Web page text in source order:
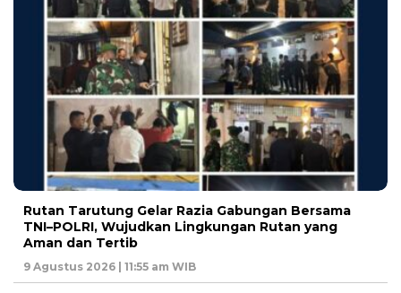
Rutan Tarutung Gelar Razia Gabungan Bersama
TNI–POLRI, Wujudkan Lingkungan Rutan yang
Aman dan Tertib
9 Agustus 2026 | 11:55 am WIB